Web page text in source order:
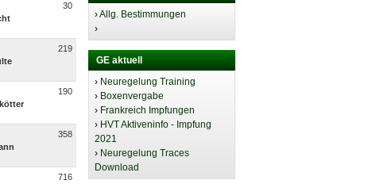
30
219
190
358
716
›Allg. Bestimmungen
›
GE aktuell
› Neuregelung Training
› Boxenvergabe
› Frankreich Impfungen
› HVT Aktiveninfo - Impfung
2021
› Neuregelung Traces
Download